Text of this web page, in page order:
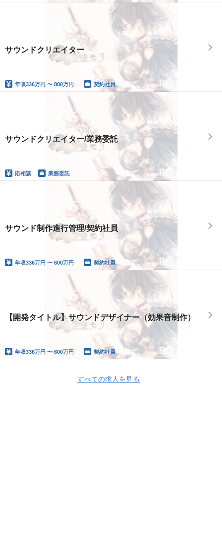
サウンドクリエイター
年収336万円 〜 800万円 契約社員
サウンドクリエイター/業務委託
応相談 業務委託
サウンド制作進行管理/契約社員
年収336万円 〜 600万円 契約社員
【開発タイトル】サウンドデザイナー（効果音制作）
年収336万円 〜 600万円 契約社員
すべての求人を見る